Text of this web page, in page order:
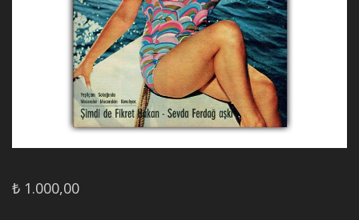
₺ 1.000,00